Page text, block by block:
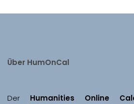
Über HumOnCal
Der Humanities Online